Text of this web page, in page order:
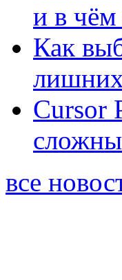
и в чём
Как
Cursor
все